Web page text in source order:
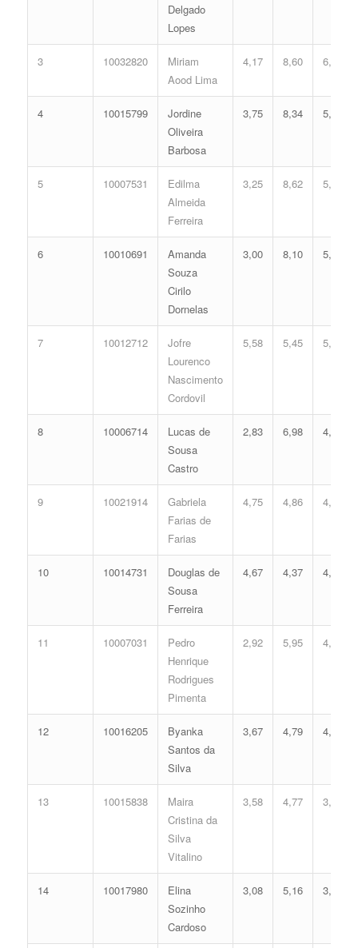
Delgado
Lopes
3 10032820
Miriam
Aood Lima
4,17 8,60 6,08
4 10015799
Jordine
Oliveira
Barbosa
3,75 8,34 5,76
5 10007531
Edilma
Almeida
Ferreira
3,25 8,62 5,65
6 10010691
Amanda
Souza
Cirilo
Dornelas
3,00 8,10 5,29
7 10012712
Jofre
Lourenco
Nascimento
Cordovil
5,58 5,45 5,25
8 10006714
Lucas de
Sousa
Castro
2,83 6,98 4,67
9 10021914
Gabriela
Farias de
Farias
4,75 4,86 4,58
10 10014731
Douglas de
Sousa
Ferreira
4,67 4,37 4,30
11 10007031
Pedro
Henrique
Rodrigues
Pimenta
2,92 5,95 4,22
12 10016205
Byanka
Santos da
Silva
3,67 4,79 4,03
13 10015838
Maira
Cristina da
Silva
Vitalino
3,58 4,77 3,98
14 10017980
Elina
Sozinho
Cardoso
3,08 5,16 3,92